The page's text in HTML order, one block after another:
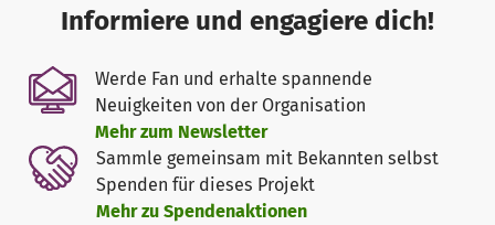
Informiere und engagiere dich!
Werde Fan und erhalte spannende
Neuigkeiten von der Organisation
Mehr zum Newsletter
Sammle gemeinsam mit Bekannten selbst
Spenden für dieses Projekt
Mehr zu Spendenaktionen